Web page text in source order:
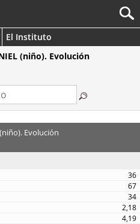
El Instituto
(niño). Evolución
Evolución
36
67
34
2,18
4,19